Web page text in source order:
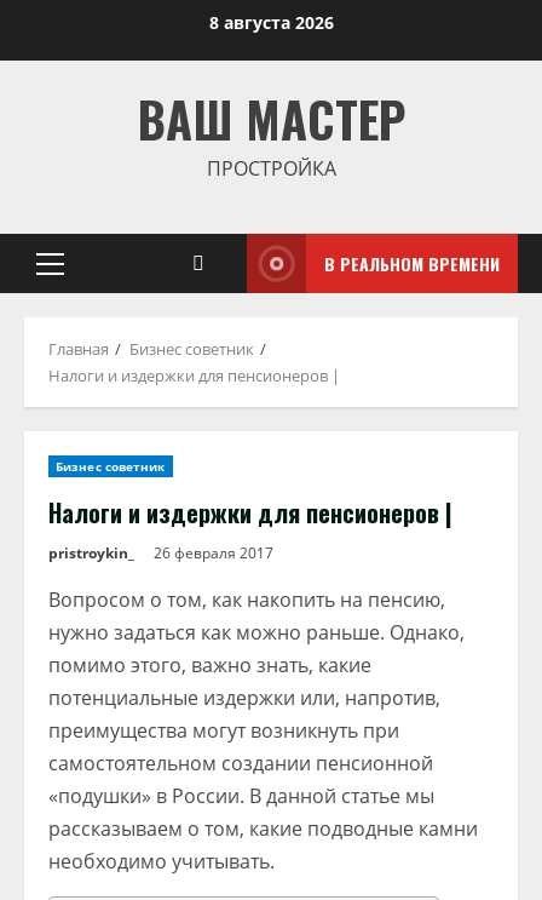
8 августа 2026
ВАШ МАСТЕР
ПРОСТРОЙКА
Основное
В РЕАЛЬНОМ ВРЕМЕНИ
Главная
Бизнес советник
Налоги и издержки для пенсионеров |
Бизнес советник
Налоги и издержки для пенсионеров |
pristroykin_ 26 февраля 2017
Вопросом о том, как накопить на пенсию,
нужно задаться как можно раньше. Однако,
помимо этого, важно знать, какие
потенциальные издержки или, напротив,
преимущества могут возникнуть при
самостоятельном создании пенсионной
«подушки» в России. В данной статье мы
рассказываем о том, какие подводные камни
необходимо учитывать.